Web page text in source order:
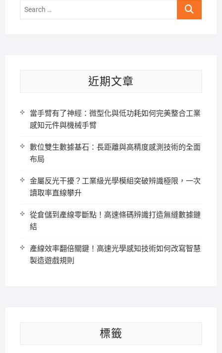
Search
近期文章
當手臂有了神經：微型化與低功耗如何完美整合工業
感知元件與機械手臂
數位雙生數據基石：長距離與高精度感測技術的全面
布局
金屬反光干擾？工業級光學模組突破辨識極限，一次
讀取率直線攀升
從倉儲到產線零斷點！高速條碼辨識打造無縫數據鏈
結
產線效率翻倍關鍵！高速光學感知技術如何改寫智慧
製造遊戲規則
標籤